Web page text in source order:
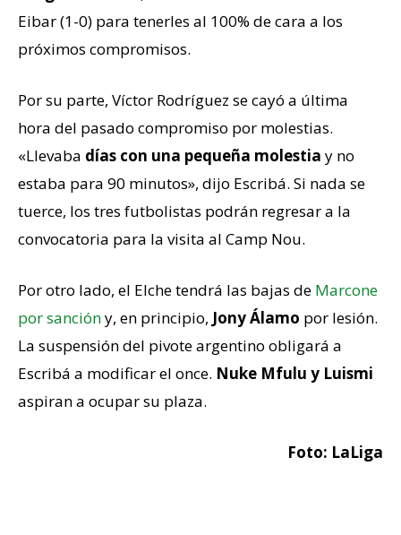
Eibar (1-0) para tenerles al 100% de cara a los
próximos compromisos.
Por su parte, Víctor Rodríguez se cayó a última
hora del pasado compromiso por molestias.
«Llevaba días con una pequeña molestia y no
estaba para 90 minutos», dijo Escribá. Si nada se
tuerce, los tres futbolistas podrán regresar a la
convocatoria para la visita al Camp Nou.
Por otro lado, el Elche tendrá las bajas de Marcone
por sancióny, en principio, Jony Álamo por lesión.
La suspensión del pivote argentino obligará a
Escribá a modificar el once. Nuke Mfulu y Luismi
aspiran a ocupar su plaza.
Foto: LaLiga